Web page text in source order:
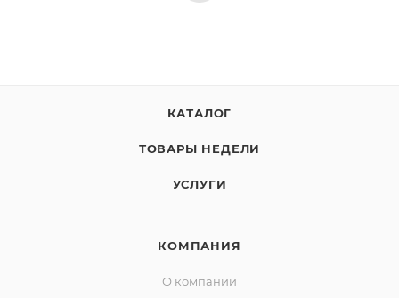
КАТАЛОГ
ТОВАРЫ НЕДЕЛИ
УСЛУГИ
КОМПАНИЯ
О компании